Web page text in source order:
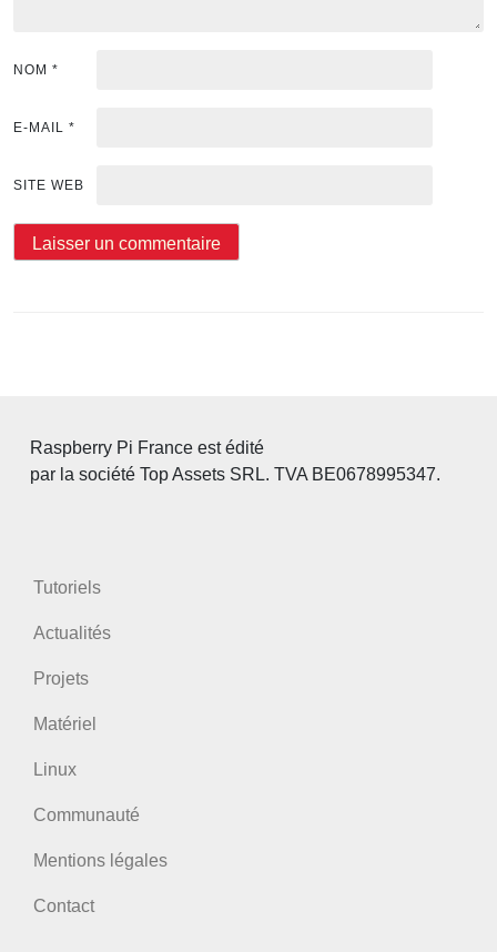
NOM *
E-MAIL *
SITE WEB
Raspberry Pi France est édité
par la société Top Assets SRL. TVA BE0678995347.
Tutoriels
Actualités
Projets
Matériel
Linux
Communauté
Mentions légales
Contact